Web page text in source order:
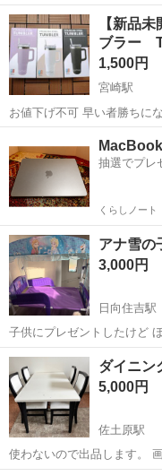
り1500円くらいはしますの
す。 下記のお好きなカラー
いかがでしょうか？ ■...
宮崎 宮崎市 宮崎駅
【新品
ブラー
1,500円
宮崎駅
お値下げ不可 早い者勝ちに
り2000円くらいはしますの
す。 下記のお好きなカラー
いかがでしょうか？ ■...
抽選でプレ
くらしノート
アナ雪の
3,000円
日向住吉駅
子供にプレゼントしたけど
け状態で 年末に向けて断捨
来れる方でお願いします。
宮崎 宮崎市 日向住
ダイニン
5,000円
佐土原駅
使わないので出品します。 画像を見ての通り汚れ、落書き等がありま
す。 ダイニングテーブル＆椅子のセット